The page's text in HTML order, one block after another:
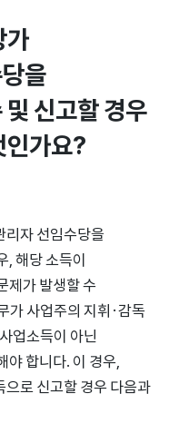
가
을
신고할 경우
인가요?
자 선임수당을
, 해당 소득이
제가 발생할 수
가 사업주의 지휘·감독
업소득이 아닌
야 합니다. 이 경우,
로 신고할 경우 다음과